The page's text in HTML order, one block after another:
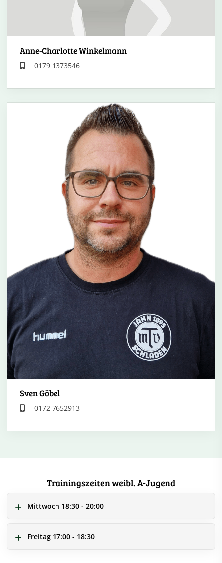
Anne-Charlotte Winkelmann
0179 1373546
Sven Göbel
0172 7652913
Trainingszeiten weibl. A-Jugend
Mittwoch 18:30 - 20:00
Freitag 17:00 - 18:30